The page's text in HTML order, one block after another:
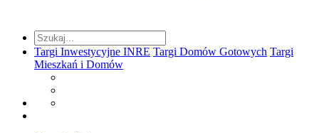
Targi Inwestycyjne INRE Targi Domów Gotowych Targi
Mieszkań i Domów